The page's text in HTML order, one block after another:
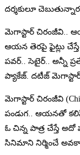
దర్శకులూ
మెగాస్టార్ చిరంజీవి..
ఆయన తెరపై ఫైట్లు
పవర్.. సెటైర్.. అన్నీ
ప్యాకేజ్. దటీజ్
మెగాస్టార్ చిరంజీవి
పండుగ.. ఆయనతో
ఓ చిన్న పాత్ర చేస్తే
సినిమాని నిర్మించే